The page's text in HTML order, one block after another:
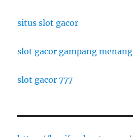
situs slot gacor
slot gacor gampang menang
slot gacor 777